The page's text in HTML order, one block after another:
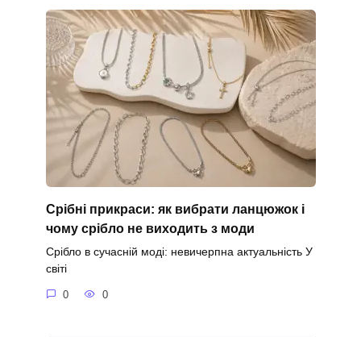
Срібні прикраси: як вибрати ланцюжок і
чому срібло не виходить з моди
Срібло в сучасній моді: невичерпна актуальність У
світі
0 0